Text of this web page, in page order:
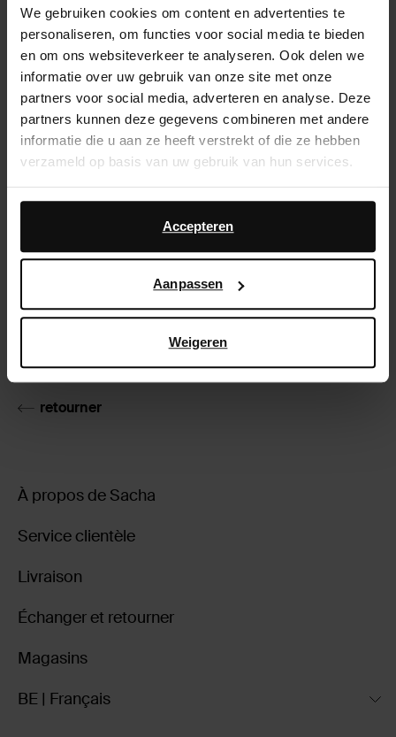
We gebruiken cookies om content en advertenties te
personaliseren, om functies voor social media te bieden
en om ons websiteverkeer te analyseren. Ook delen we
informatie over uw gebruik van onze site met onze
partners voor social media, adverteren en analyse. Deze
partners kunnen deze gegevens combineren met andere
informatie die u aan ze heeft verstrekt of die ze hebben
verzameld op basis van uw gebruik van hun services.
Daarnaast werken wij samen met Google voor
advertentie- en meetdoeleinden. Meer informatie over
hoe Google uw persoonsgegevens gebruikt, vindt u op
Accepteren
Aanpassen
Weigeren
Service d'assistance
Délai de rétractation de 14 jours
Description du produit
Prête pour l'été avec ces baskets vertes de Sacha !
Les baskets sont composées d'un mélange de textile
et de cuir. Les chaussures ont des lacets blancs en
dentelle pour une touche de style supplémentaire.
Protégez les baskets avec Collonil Clean & Care
Détails du produit
Livraison & retour
retourner
À propos de Sacha
Service clientèle
Livraison
Échanger et retourner
Magasins
BE | Français